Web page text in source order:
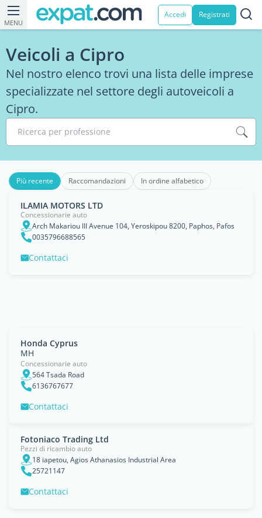
MENU
Accedi Registrati
Veicoli a Cipro
Nel nostro elenco trovi una lista delle imprese
specializzate nel settore degli autoveicoli a
Cipro.
Ricerca per professione
Più recente Raccomandazioni In ordine alfabetico
ILAMIA MOTORS LTD
Concessionarie auto
Arch Makariou III Avenue 104, Yeroskipou 8200, Paphos, Pafos
0035796688565
Contattaci
Honda Cyprus
MH
Concessionarie auto
564 Tsada Road
6136767677
Contattaci
Fotoniaco Trading Ltd
Pezzi di ricambio auto
18 iapetou, Agios Athanasios Industrial Area
25721147
Contattaci